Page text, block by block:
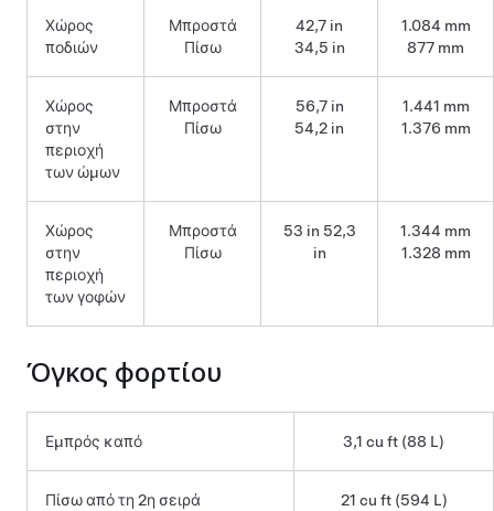
Χώρος
ποδιών
Μπροστά
Πίσω
42,7 in
34,5 in
1.084 mm
877 mm
Χώρος
στην
περιοχή
των ώμων
Μπροστά
Πίσω
56,7 in
54,2 in
1.441 mm
1.376 mm
Χώρος
στην
περιοχή
των γοφών
Μπροστά
Πίσω
53 in 52,3
in
1.344 mm
1.328 mm
Όγκος φορτίου
Εμπρός καπό 3,1 cu ft (88 L)
Πίσω από τη 2η σειρά 21 cu ft (594 L)